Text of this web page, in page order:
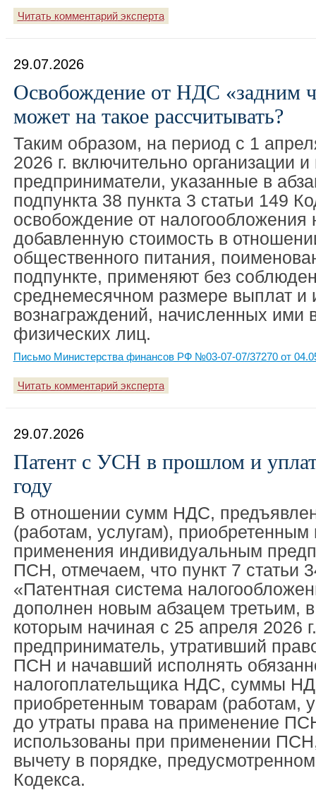
Читать комментарий эксперта
29.07.2026
Освобождение от НДС «задним
может на такое рассчитывать?
Таким образом, на период с 1
2026 г. включительно организации
предприниматели, указанные в
подпункта 38 пункта 3 статьи 149
освобождение от налогообложения
добавленную стоимость в
общественного питания,
подпункте, применяют без
среднемесячном размере выплат и
вознаграждений, начисленных ими
физических лиц.
Письмо Министерства финансов РФ №03-07-07/37270 от
Читать комментарий эксперта
29.07.2026
Патент с УСН в прошлом и
году
В отношении сумм НДС,
(работам, услугам), приобретенным
применения индивидуальным
ПСН, отмечаем, что пункт 7 статьи
«Патентная система
дополнен новым абзацем третьим, в
которым начиная с 25 апреля 2026
предприниматель, утративший
ПСН и начавший исполнять
налогоплательщика НДС, суммы
приобретенным товарам (работам,
до утраты права на применение
использованы при применении
вычету в порядке,
Кодекса.